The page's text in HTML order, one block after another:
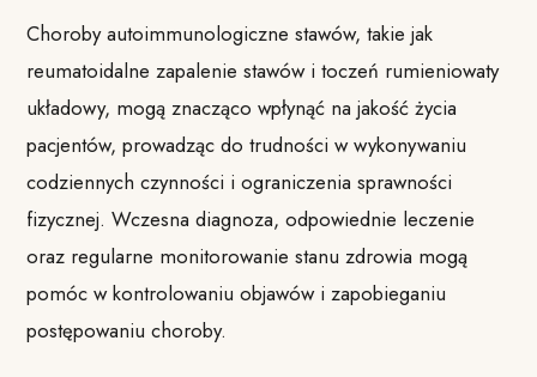
Choroby autoimmunologiczne stawów, takie jak
reumatoidalne zapalenie stawów i toczeń rumieniowaty
układowy, mogą znacząco wpłynąć na jakość życia
pacjentów, prowadząc do trudności w wykonywaniu
codziennych czynności i ograniczenia sprawności
fizycznej. Wczesna diagnoza, odpowiednie leczenie
oraz regularne monitorowanie stanu zdrowia mogą
pomóc w kontrolowaniu objawów i zapobieganiu
postępowaniu choroby.